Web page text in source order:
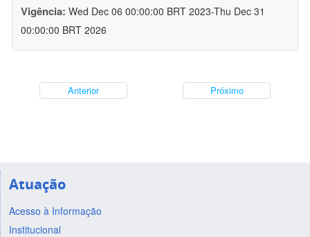
Vigência: Wed Dec 06 00:00:00 BRT 2023-Thu Dec 31
00:00:00 BRT 2026
Anterior Próximo
Atuação
Acesso à Informação
Institucional